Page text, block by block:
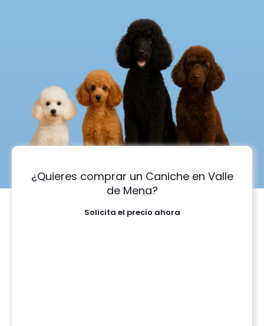
¿Quieres comprar un Caniche en Valle
de Mena?
Solicita el precio ahora